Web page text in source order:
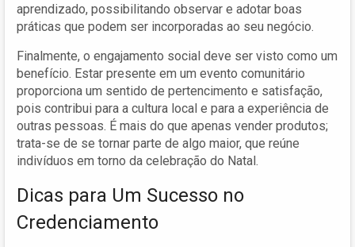
aprendizado, possibilitando observar e adotar boas
práticas que podem ser incorporadas ao seu negócio.
Finalmente, o engajamento social deve ser visto como um
benefício. Estar presente em um evento comunitário
proporciona um sentido de pertencimento e satisfação,
pois contribui para a cultura local e para a experiência de
outras pessoas. É mais do que apenas vender produtos;
trata-se de se tornar parte de algo maior, que reúne
indivíduos em torno da celebração do Natal.
Dicas para Um Sucesso no
Credenciamento